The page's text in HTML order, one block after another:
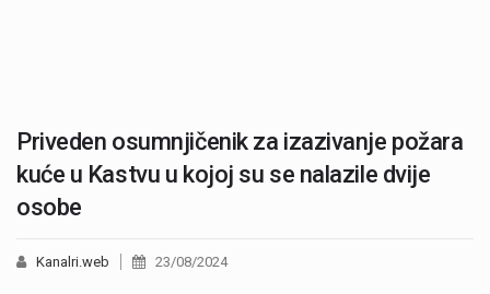
Priveden osumnjičenik za izazivanje požara
kuće u Kastvu u kojoj su se nalazile dvije
osobe
Kanalri.web 23/08/2024